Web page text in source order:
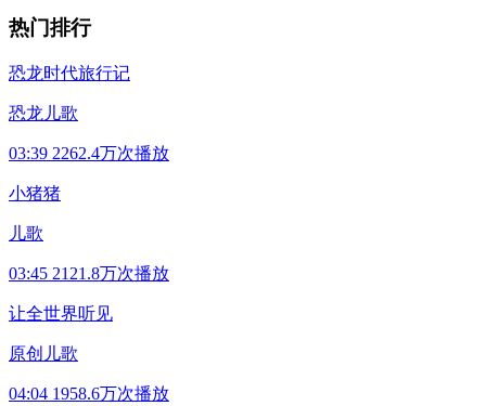
热门排行
恐龙时代旅行记
恐龙儿歌
03:39 2262.4万次播放
小猪猪
儿歌
03:45 2121.8万次播放
让全世界听见
原创儿歌
04:04 1958.6万次播放